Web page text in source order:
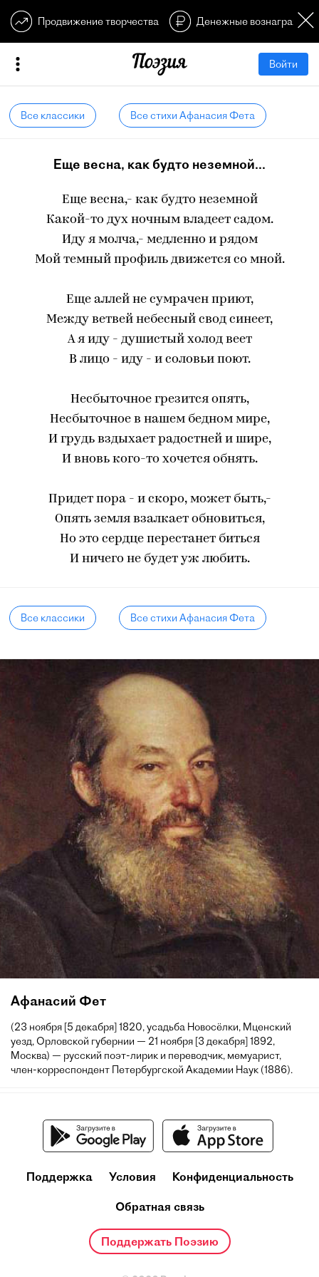
Продвижение творчества Денежные
Войти
Все классики Все стихи Афанасия Фета
Еще весна, как будто неземной...
Еще весна,- как будто неземной
Какой-то дух ночным владеет садом.
Иду я молча,- медленно и рядом
Мой темный профиль движется со мной.
Еще аллей не сумрачен приют,
Между ветвей небесный свод синеет,
А я иду - душистый холод веет
В лицо - иду - и соловьи поют.
Несбыточное грезится опять,
Несбыточное в нашем бедном мире,
И грудь вздыхает радостней и шире,
И вновь кого-то хочется обнять.
Придет пора - и скоро, может быть,-
Опять земля взалкает обновиться,
Но это сердце перестанет биться
И ничего не будет уж любить.
Все классики Все стихи Афанасия Фета
Афанасий Фет
(23 ноября [5 декабря] 1820, усадьба Новосёлки, Мценский
уезд, Орловской губернии — 21 ноября [3 декабря] 1892,
Москва) — русский поэт-лирик и переводчик, мемуарист,
член-корреспондент Петербургской Академии Наук (1886).
Поддержка Условия Конфиденциальность
Обратная связь
Поддержать Поэзию